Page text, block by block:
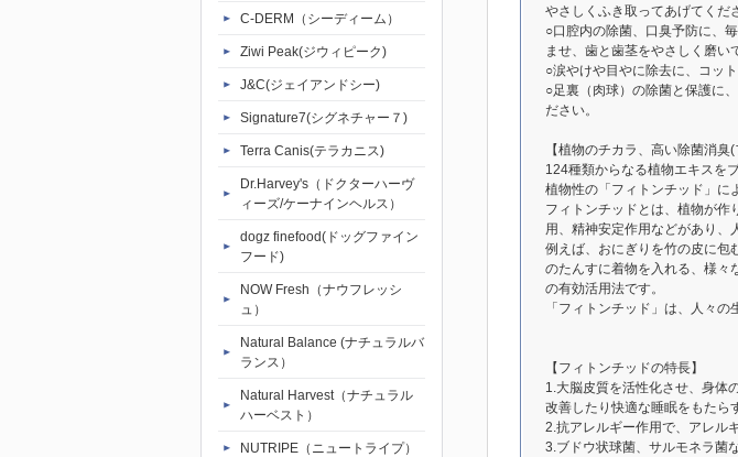
C-DERM（シーディーム）
Ziwi Peak(ジウィピーク)
J&C(ジェイアンドシー)
Signature7(シグネチャー７)
Terra Canis(テラカニス)
Dr.Harvey's（ドクターハーヴ
ィーズ/ケーナインヘルス）
dogz finefood(ドッグファイン
フード)
NOW Fresh（ナウフレッシ
ュ）
Natural Balance (ナチュラルバ
ランス）
Natural Harvest（ナチュラル
ハーベスト）
NUTRIPE（ニュートライプ）
やさしくふき取ってあげてくだ
○口腔内の除菌、口臭予防に、
ませ、歯と歯茎をやさしく磨い
○涙やけや目やに除去に、コッ
○足裏（肉球）の除菌と保護に
ださい。
【植物のチカラ、高い除菌消臭
124種類からなる植物エキスを
植物性の「フィトンチッド」に
フィトンチッドとは、植物が作
用、精神安定作用などがあり、
例えば、おにぎりを竹の皮に包
のたんすに着物を入れる、様々
の有効活用法です。
「フィトンチッド」は、人々
【フィトンチッドの特長】
1.大脳皮質を活性化させ、身体
改善したり快適な睡眠をもたら
2.抗アレルギー作用で、アレル
3.ブドウ状球菌、サルモネラ菌